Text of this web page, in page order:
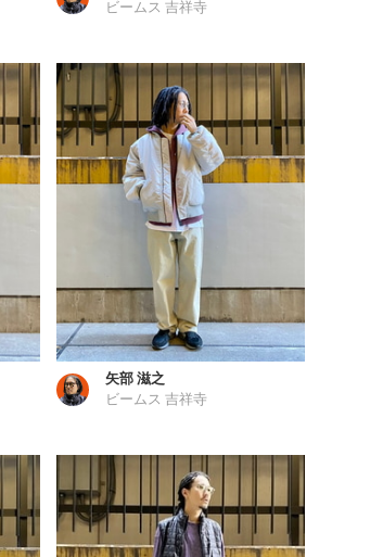
ビームス 吉祥寺
矢部 滋之
ビームス 吉祥寺